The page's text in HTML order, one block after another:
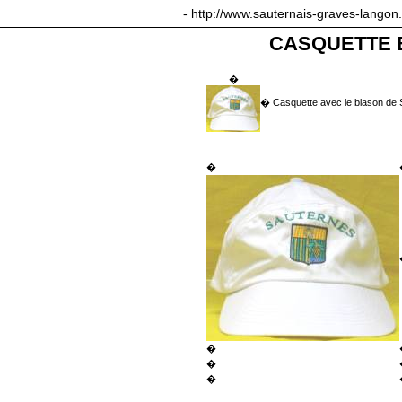
- http://www.sauternais-graves-
CASQUETTE
�
� Casquette avec le blason
�
�
�
�